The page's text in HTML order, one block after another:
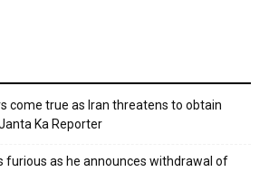
come true as Iran threatens to obtain
Ka Reporter
furious as he announces withdrawal of